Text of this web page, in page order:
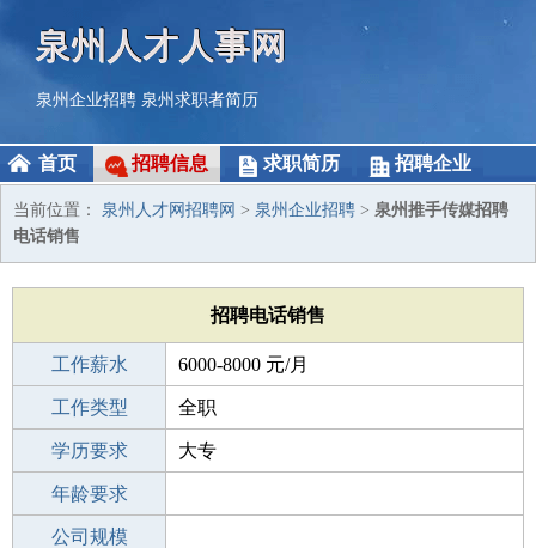
泉州人才人事网
泉州企业招聘 泉州求职者简历
首页 招聘信息 求职简历 招聘企业
当前位置： 泉州人才网招聘网 > 泉州企业招聘 > 泉州推手传媒招聘
电话销售
招聘电话销售
工作薪水 6000-8000 元/月
招聘人数 若干
工作类型 全职
性别要求 -
学历要求 大专
工作经验
年龄要求
工作地点
公司规模